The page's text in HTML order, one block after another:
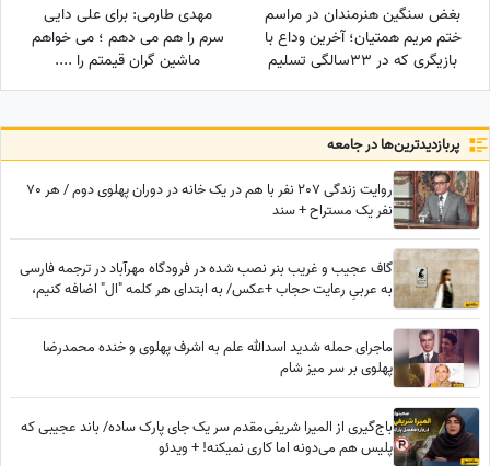
بغض سنگین هنرمندان در مراسم
ختم مریم همتیان؛ آخرین وداع با
بازیگری که در 33سالگی تسلیم
سرطان شد / از سامان صفاری و
فراستی و هانیه غلامی در سوگ
بازیگر فقید
مهدی طارمی: برای علی دایی
سرم را هم می دهم ؛ می خواهم
ماشین گران قیمتم را ....
پربازدید‌ترین‌ها در جامعه
روایت زندگی 207 نفر با هم در یک خانه در دوران پهلوی دوم / هر 70
نفر یک مستراح + سند
گاف عجیب و غریب بنر نصب شده در فرودگاه مهرآباد در ترجمه فارسی
به عربیِ رعایت حجاب +عکس/ به ابتدای هر کلمه "ال" اضافه کنیم،
ماجرای حمله شدید اسدالله علم به اشرف پهلوی و خنده محمدرضا
پهلوی بر سر میز شام
باج‌گیری از المیرا شریفی‌مقدم سر یک جای پارک ساده/ باند عجیبی که
پلیس هم می‌دونه اما کاری نمیکنه! + ویدئو